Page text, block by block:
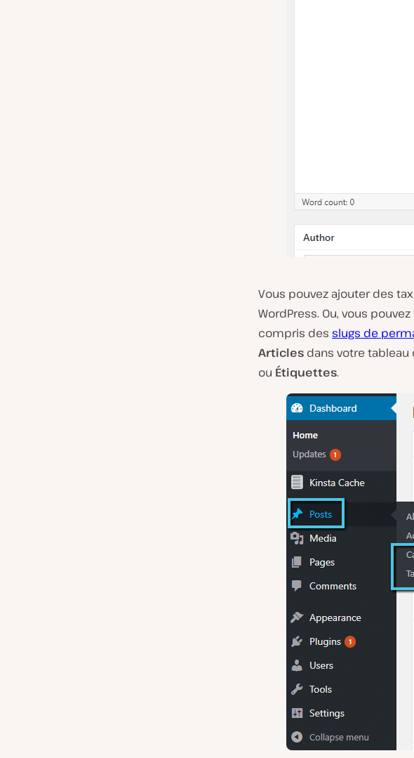
Vous pouvez ajouter des
WordPress. Ou, vous
compris des slugs de
Articles dans votre
ou Étiquettes.